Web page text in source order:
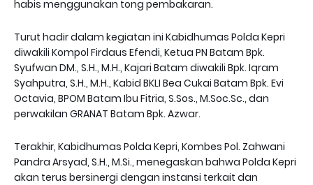
habis menggunakan tong pembakaran.
Turut hadir dalam kegiatan ini Kabidhumas Polda Kepri
diwakili Kompol Firdaus Efendi, Ketua PN Batam Bpk.
Syufwan DM., S.H., M.H., Kajari Batam diwakili Bpk. Iqram
Syahputra, S.H., M.H., Kabid BKLI Bea Cukai Batam Bpk. Evi
Octavia, BPOM Batam Ibu Fitria, S.Sos., M.Soc.Sc., dan
perwakilan GRANAT Batam Bpk. Azwar.
Terakhir, Kabidhumas Polda Kepri, Kombes Pol. Zahwani
Pandra Arsyad, S.H., M.Si., menegaskan bahwa Polda Kepri
akan terus bersinergi dengan instansi terkait dan